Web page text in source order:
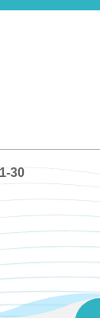
30